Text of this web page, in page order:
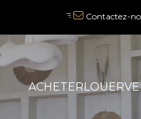
Contactez-
ACHETERLOUER